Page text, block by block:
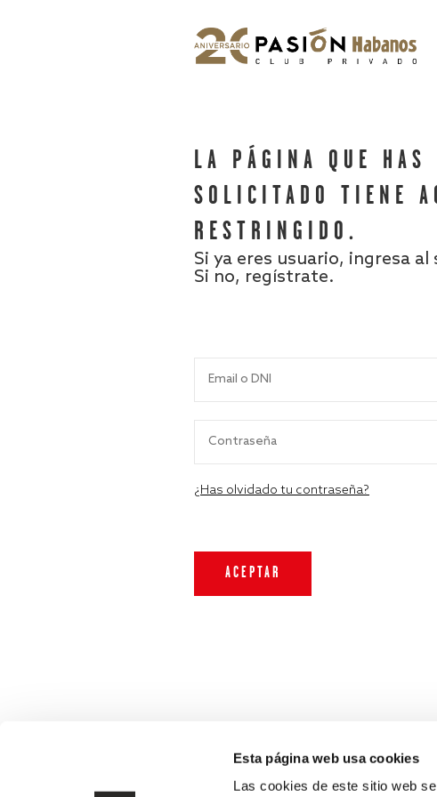
Esta página web usa cookies
Las cookies de este sitio web
LA PÁGINA QUE HAS
SOLICITADO TIENE
RESTRINGIDO.
Si ya eres usuario, ingresa al
Si no, regístrate.
¿Has olvidado tu contraseña?